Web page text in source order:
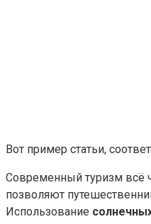
Вот пример статьи,
Современный туризм всё
позволяют
Использование